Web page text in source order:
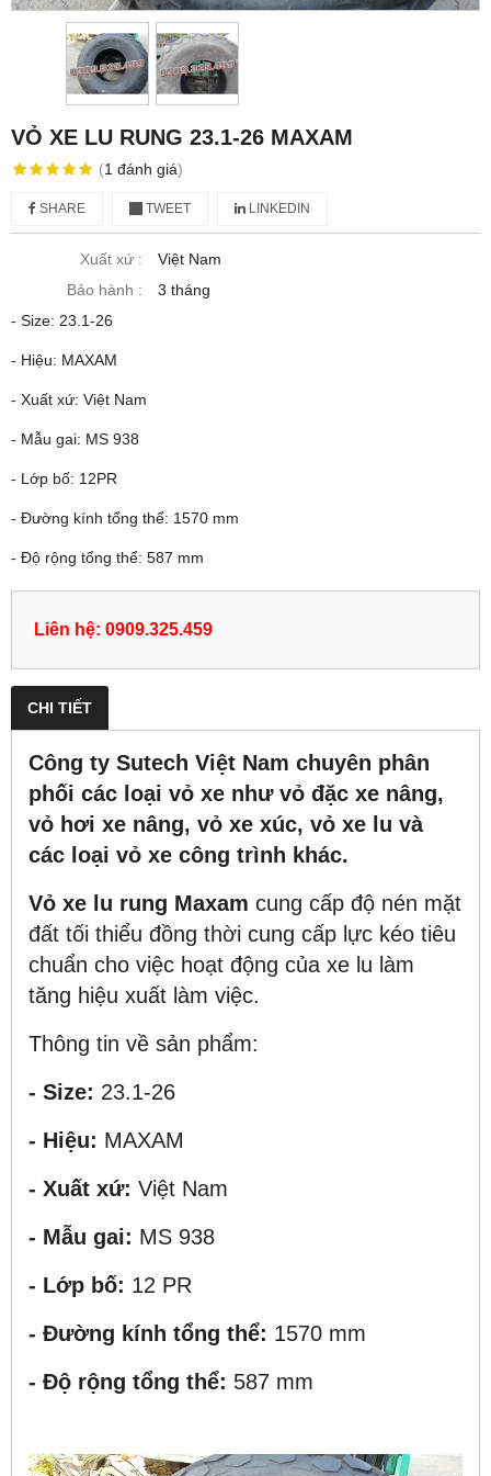
VỎ XE LU RUNG 23.1-26 MAXAM
(1 đánh giá)
SHARE TWEET LINKEDIN
Xuất xứ :
Việt Nam
Bảo hành :
3 tháng
- Size: 23.1-26
- Hiệu: MAXAM
- Xuất xứ: Việt Nam
- Mẫu gai: MS 938
- Lớp bố: 12PR
- Đường kính tổng thể: 1570 mm
- Độ rộng tổng thể: 587 mm
Liên hệ: 0909.325.459
CHI TIẾT
Công ty Sutech Việt Nam chuyên phân
phối các loại vỏ xe như vỏ đặc xe nâng,
vỏ hơi xe nâng, vỏ xe xúc, vỏ xe lu và
các loại vỏ xe công trình khác.
Vỏ xe lu rung Maxam cung cấp độ nén mặt
đất tối thiểu đồng thời cung cấp lực kéo tiêu
chuẩn cho việc hoạt động của xe lu làm
tăng hiệu xuất làm việc.
Thông tin về sản phẩm:
- Size: 23.1-26
- Hiệu: MAXAM
- Xuất xứ: Việt Nam
- Mẫu gai: MS 938
- Lớp bố: 12 PR
- Đường kính tổng thể: 1570 mm
- Độ rộng tổng thể: 587 mm